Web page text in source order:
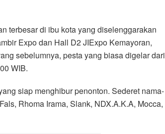
terbesar di ibu kota yang diselenggarakan
Expo dan Hall D2 JIExpo Kemayoran,
sebelumnya, pesta yang biasa digelar dari
WIB.
siap menghibur penonton. Sederet nama-
Rhoma Irama, Slank, NDX.A.K.A, Mocca,